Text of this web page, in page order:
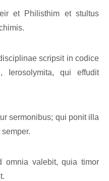
et Philisthim et stultus
scripsit in codice
Ierosolymita, qui effudit
sermonibus; qui ponit illa
omnia valebit, quia timor